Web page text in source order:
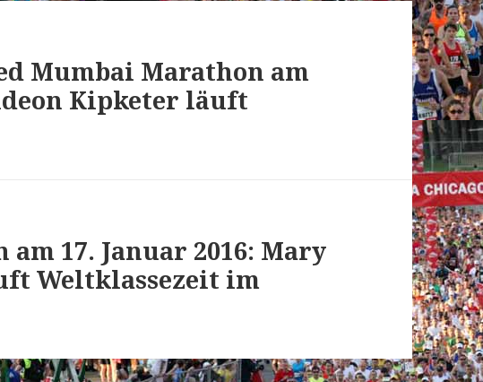
Mumbai Marathon am
Kipketer läuft
17. Januar 2016: Mary
Weltklassezeit im